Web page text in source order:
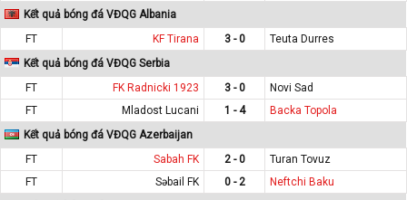
Kết quả bóng đá VĐQG Albania
FT
KF Tirana 3 - 0
Teuta Durres
Kết quả bóng đá VĐQG Serbia
FT
FK Radnicki 1923 3 - 0
Novi Sad
FT
Mladost Lucani 1 - 4
Backa Topola
Kết quả bóng đá VĐQG Azerbaijan
FT
Sabah FK 2 - 0
Turan Tovuz
FT
Səbail FK 0 - 2
Neftchi Baku